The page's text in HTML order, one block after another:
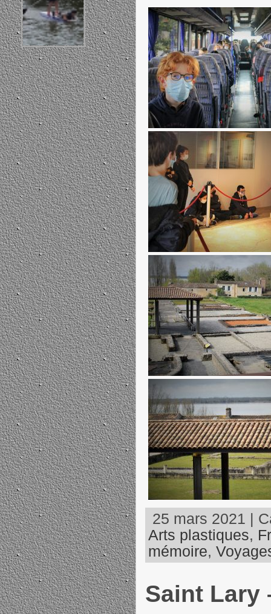
25 mars 2021 |
Arts plastiques,
mémoire,
Saint Lary